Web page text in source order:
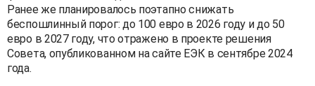
Ранее же планировалось поэтапно снижать
беспошлинный порог: до 100 евро в 2026 году и до 50
евро в 2027 году, что отражено в проекте решения
Совета, опубликованном на сайте ЕЭК в сентябре 2024
года.